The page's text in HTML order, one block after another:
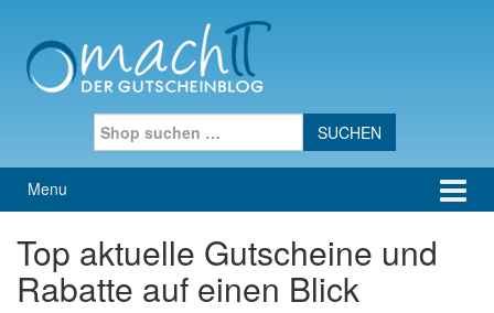
Menu
Top aktuelle Gutscheine und
Rabatte auf einen Blick